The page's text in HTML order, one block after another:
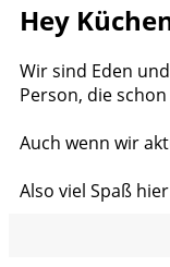
Hey
Wir sind Eden
Person, die
Auch wenn wir
Also viel Spaß